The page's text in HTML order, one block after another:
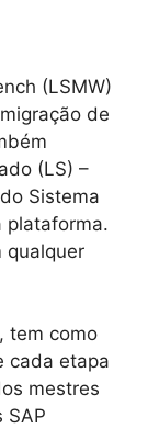
(LSMW)
de
(LS) –
Sistema
plataforma.
qualquer
tem como
cada etapa
mestres
SAP